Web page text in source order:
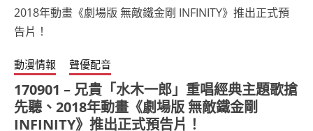
動漫情報 聲優配音
170901 – 兄貴「水木一郎」重唱經典主題歌搶
先聽、2018年動畫《劇場版 無敵鐵金剛
INFINITY》推出正式預告片！